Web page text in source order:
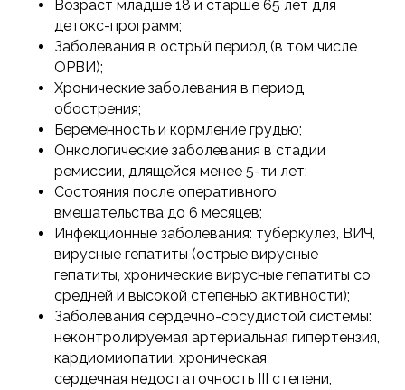
Возраст младше 18 и старше 65 лет для
детокс-программ;
Заболевания в острый период (в том числе
ОРВИ);
Хронические заболевания в период
обострения;
Беременность и кормление грудью;
Онкологические заболевания в стадии
ремиссии, длящейся менее 5-ти лет;
Состояния после оперативного
вмешательства до 6 месяцев;
Инфекционные заболевания: туберкулез, ВИЧ,
вирусные гепатиты (острые вирусные
гепатиты, хронические вирусные гепатиты со
средней и высокой степенью активности);
Заболевания сердечно-сосудистой системы:
неконтролируемая артериальная гипертензия,
кардиомиопатии, хроническая
сердечная недостаточность III степени,